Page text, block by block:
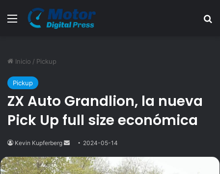
Menú
Inicio / Pickup
Pickup
ZX Auto Grandlion, la nueva
Pick Up full size económica
Kevin Kupferberg
Send
email
2024-05-14